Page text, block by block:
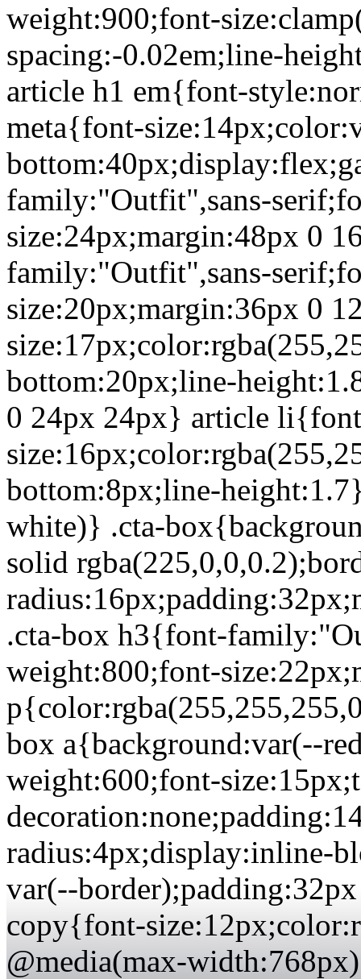
weight:900;font-
spacing:-0.02em;line-
article h1 em{font-
meta{font-
family:"Outfit",sans-
size:24px;margin:48px 0
family:"Outfit",sans-
size:20px;margin:36px 0
bottom:20px;line-
0 24px 24px} article
bottom:8px;line-
white)} .cta-
solid
.cta-box h3{font-
weight:800;font-
box a{background:var(--
weight:600;font-
radius:4px;display:inline-
var(--
copy{font-
@media(max-